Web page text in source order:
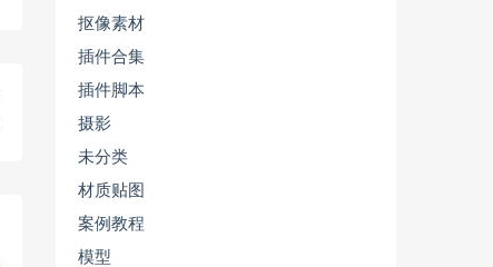
抠像素材
插件合集
插件脚本
摄影
未分类
材质贴图
案例教程
模型